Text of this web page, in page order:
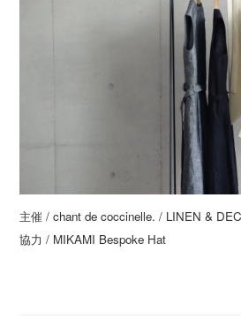
主催 / chant de coccinelle. / LINEN &
協力 / MIKAMI Bespoke Hat